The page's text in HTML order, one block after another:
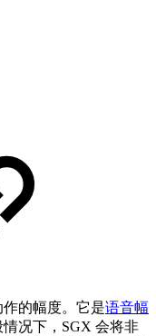
的幅度。它是语音幅
况下，SGX 会将非